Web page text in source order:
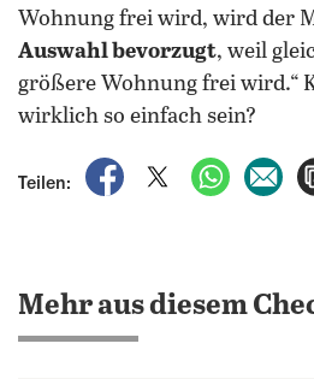
Wohnung frei wird, wird der
Auswahl bevorzugt, weil
größere Wohnung frei wird.“
wirklich so einfach sein?
Teilen:
auf Facebook teilen
auf X teilen
per
Mehr aus diesem